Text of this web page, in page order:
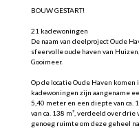
BOUW GESTART!
21 kadewoningen
De naam van deelproject Oude
sfeervolle oude haven van
Gooimeer.
Op de locatie Oude Haven
kadewoningen zijn aangename
5,40 meter en een diepte van ca.
van ca. 138 m², verdeeld over
genoeg ruimte om deze geheel